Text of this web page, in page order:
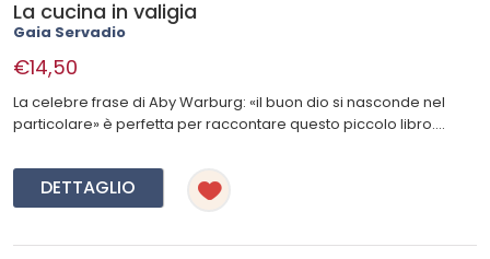
La cucina in valigia
Gaia Servadio
€14,50
La celebre frase di Aby Warburg: «il buon dio si nasconde nel
particolare» è perfetta per raccontare questo piccolo libro....
DETTAGLIO